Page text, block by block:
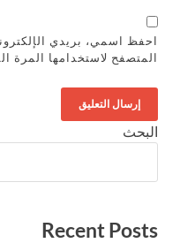
احفظ اسمي، بريدي
المتصفح لاستخدامها المرة
البحث
Recent Posts